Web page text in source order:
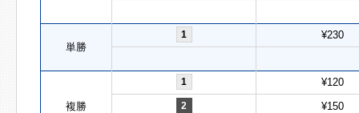
単勝
1 ¥230
複勝
1 ¥120
2 ¥150